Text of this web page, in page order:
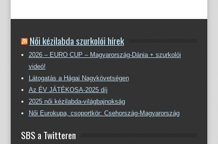
Női kézilabda szurkolói hírek
2026 – EURO CUP – Magyarország-Dánia + szurkolói
videó!
Látogatás a Hágai Nagykövetségen
Az ÉV JÁTÉKOSA-2025 díj
2025 női kézilabda-világbajnokság
Női Eurokupa, csoportkör: Csehország-Magyarország
SBS a Twitteren